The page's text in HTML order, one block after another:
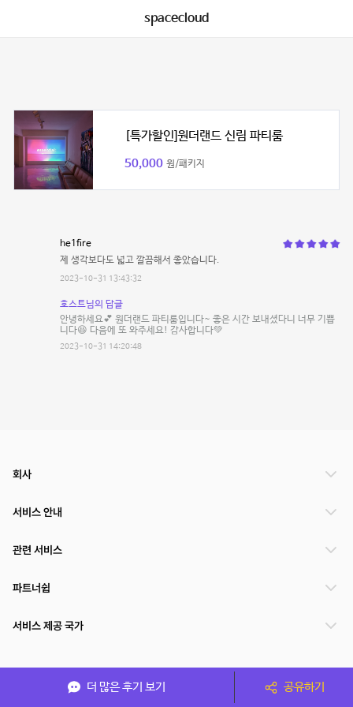
spacecloud
[특가할인]원더랜드 신림 파티룸
50,000 원/패키지
he1fire
제 생각보다도 넓고 깔끔해서 좋았습니다.
2023-10-31 13:43:32
호스트님의 답글
안녕하세요💕 원더랜드 파티룸입니다~ 좋은 시간 보내셨다니 너무 기쁩
니다😆 다음에 또 와주세요! 감사합니다💚
2023-10-31 14:20:48
더 많은 후기 보기 공유하기
회사
서비스 안내
관련 서비스
파트너쉽
서비스 제공 국가
(주)NSPACE 사업자정보